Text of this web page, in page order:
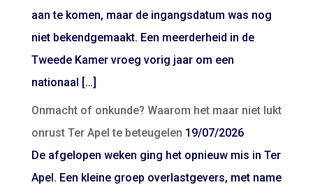
aan te komen, maar de ingangsdatum was nog
niet bekendgemaakt. Een meerderheid in de
Tweede Kamer vroeg vorig jaar om een
nationaal […]
Onmacht of onkunde? Waarom het maar niet lukt
onrust Ter Apel te beteugelen 19/07/2026
De afgelopen weken ging het opnieuw mis in Ter
Apel. Een kleine groep overlastgevers, met name